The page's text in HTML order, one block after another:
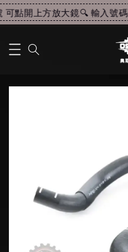
點開上方放大鏡🔍 輸入號碼